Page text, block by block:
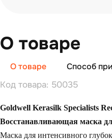
О товаре
О товаре Способ
Код товара: 50035
Goldwell Kerasilk Specialists
Восстанавливающая маска
Маска для интенсивного